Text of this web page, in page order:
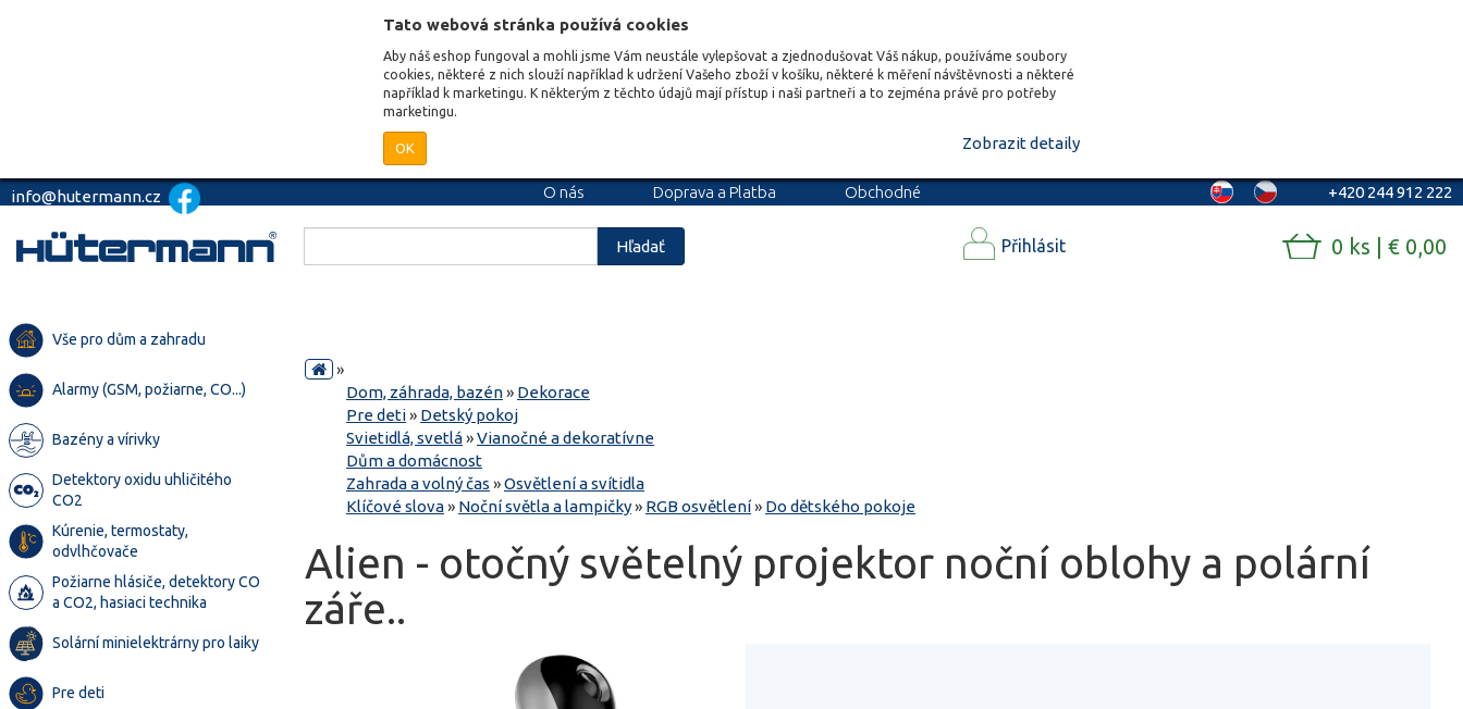
Tato webová stránka používá cookies
Aby náš eshop fungoval a mohli jsme Vám neustále vylepšovat a zjednodušovat Váš nákup, používáme soubory
cookies, některé z nich slouží například k udržení Vašeho zboží v košíku, některé k měření návštěvnosti a některé
například k marketingu. K některým z těchto údajů mají přístup i naši partneři a to zejména právě pro potřeby
marketingu.
OK Zobrazit detaily
info@hutermann.cz O nás Doprava a Platba
Obchodné
+420 244 912 222
Hľadať Přihlásit 0 ks | € 0,00
Vše pro dům a zahradu
Alarmy (GSM, požiarne, CO...)
Bazény a vírivky
Detektory oxidu uhličitého
CO2
Kúrenie, termostaty,
odvlhčovače
Požiarne hlásiče, detektory CO
a CO2, hasiaci technika
Solární minielektrárny pro laiky
Pre deti
»
Dom, záhrada, bazén» Dekorace
Pre deti» Detský pokoj
Svietidlá, svetlá»Vianočné a dekoratívne
Dům a domácnost
Zahrada a volný čas »Osvětlení a svítidla
Klíčové slova» Noční světla a lampičky» RGB osvětlení» Do dětského pokoje
Alien - otočný světelný projektor noční oblohy a polární
záře..